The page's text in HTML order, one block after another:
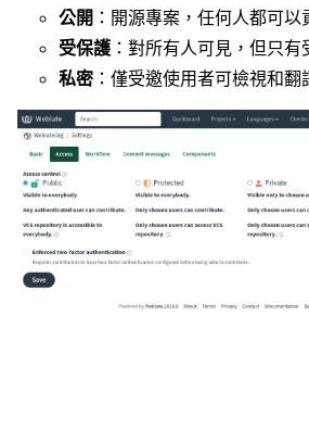
公開 ：開源專案，任何人都可以
受保護 ：對所有人可見，但只
私密 ：僅受邀使用者可檢視和翻